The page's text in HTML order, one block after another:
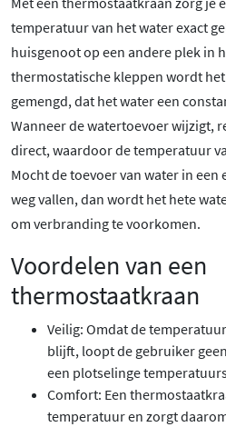
temperatuur van het water exact
huisgenoot op een andere plek in
thermostatische kleppen wordt
gemengd, dat het water een
Wanneer de watertoevoer wijzigt,
direct, waardoor de temperatuur
Mocht de toevoer van water in
weg vallen, dan wordt het hete
om verbranding te voorkomen.
Voordelen van een
thermostaatkraan
Veilig: Omdat de
blijft, loopt de gebruiker
een plotselinge
Comfort: Een
temperatuur en zorgt